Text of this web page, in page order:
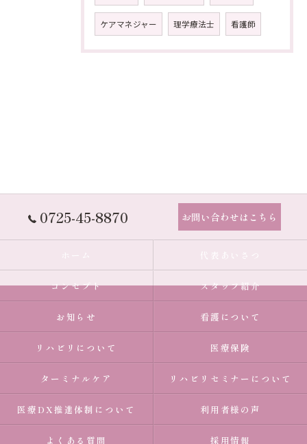
ケアマネジャー 理学療法士 看護師
0725-45-8870 お問い合わせはこちら
ホーム 代表あいさつ
コンセプト スタッフ紹介
お知らせ 看護について
リハビリについて 医療保険
ターミナルケア リハビリセミナーについて
医療DX推進体制について 利用者様の声
よくある質問 採用情報